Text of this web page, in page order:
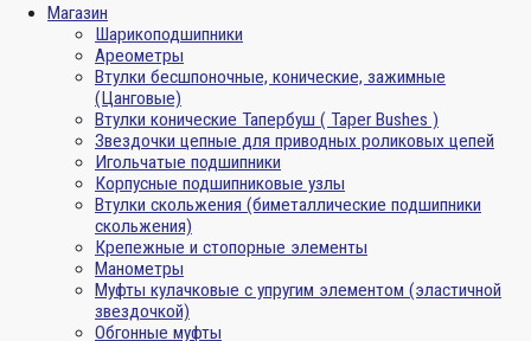
Магазин
Шарикоподшипники
Ареометры
Втулки бесшпоночные, конические, зажимные
(Цанговые)
Втулки конические Тапербуш ( Taper Bushes )
Звездочки цепные для приводных роликовых цепей
Игольчатые подшипники
Корпусные подшипниковые узлы
Втулки скольжения (биметаллические подшипники
скольжения)
Крепежные и стопорные элементы
Манометры
Муфты кулачковые с упругим элементом (эластичной
звездочкой)
Обгонные муфты